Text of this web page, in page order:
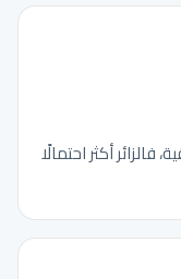
أكثر احتمالًا